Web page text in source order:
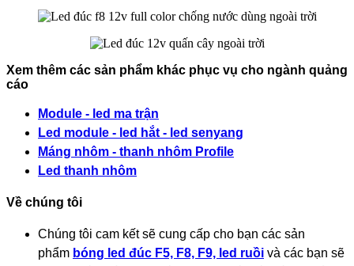
Xem thêm các sản phẩm khác phục vụ cho ngành quảng
cáo
Module - led ma trận
Led module - led hắt - led senyang
Máng nhôm - thanh nhôm Profile
Led thanh nhôm
Về chúng tôi
Chúng tôi cam kết sẽ cung cấp cho bạn các sản
phẩm bóng led đúc F5, F8, F9, led ruồi và các bạn sẽ